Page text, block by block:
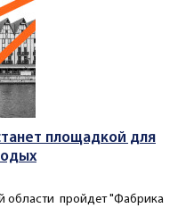
площадкой для
области пройдет "Фабрика